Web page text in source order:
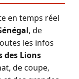
en temps réel
, de
les infos
des Lions
de coupe,